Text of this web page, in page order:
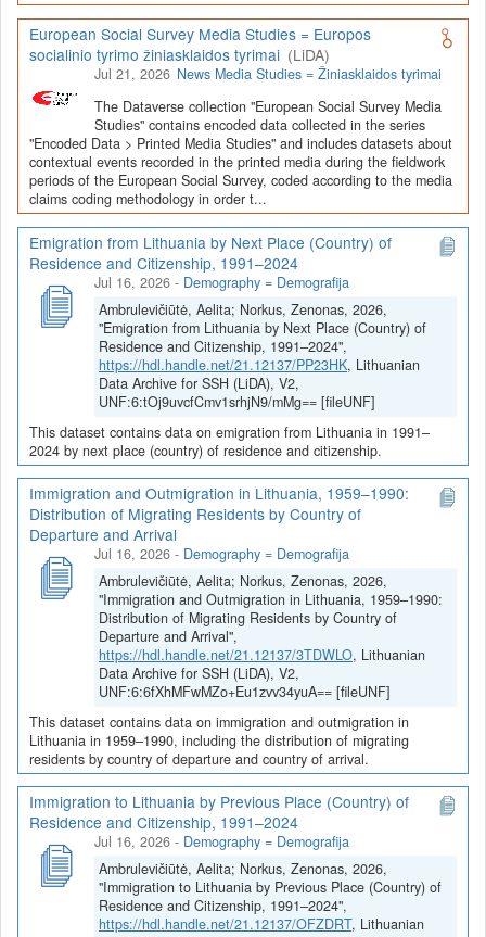
puslapyje.
European Social Survey Media Studies = Europos
socialinio tyrimo žiniasklaidos tyrimai (LiDA)
Jul 21, 2026 News Media Studies = Žiniasklaidos tyrimai
The Dataverse collection "European Social Survey Media
Studies" contains encoded data collected in the series
"Encoded Data > Printed Media Studies" and includes datasets about
contextual events recorded in the printed media during the fieldwork
periods of the European Social Survey, coded according to the media
claims coding methodology in order t...
Emigration from Lithuania by Next Place (Country) of
Residence and Citizenship, 1991–2024
Jul 16, 2026 - Demography = Demografija
Ambrulevičiūtė, Aelita; Norkus, Zenonas, 2026,
"Emigration from Lithuania by Next Place (Country) of
Residence and Citizenship, 1991–2024",
https://hdl.handle.net/21.12137/PP23HK, Lithuanian
Data Archive for SSH (LiDA), V2,
UNF:6:tOj9uvcfCmv1srhjN9/mMg== [fileUNF]
This dataset contains data on emigration from Lithuania in 1991–
2024 by next place (country) of residence and citizenship.
Immigration and Outmigration in Lithuania, 1959–1990:
Distribution of Migrating Residents by Country of
Departure and Arrival
Jul 16, 2026 - Demography = Demografija
Ambrulevičiūtė, Aelita; Norkus, Zenonas, 2026,
"Immigration and Outmigration in Lithuania, 1959–1990:
Distribution of Migrating Residents by Country of
Departure and Arrival",
https://hdl.handle.net/21.12137/3TDWLO, Lithuanian
Data Archive for SSH (LiDA), V2,
UNF:6:6fXhMFwMZo+Eu1zvv34yuA== [fileUNF]
This dataset contains data on immigration and outmigration in
Lithuania in 1959–1990, including the distribution of migrating
residents by country of departure and country of arrival.
Immigration to Lithuania by Previous Place (Country) of
Residence and Citizenship, 1991–2024
Jul 16, 2026 - Demography = Demografija
Ambrulevičiūtė, Aelita; Norkus, Zenonas, 2026,
"Immigration to Lithuania by Previous Place (Country) of
Residence and Citizenship, 1991–2024",
https://hdl.handle.net/21.12137/OFZDRT, Lithuanian